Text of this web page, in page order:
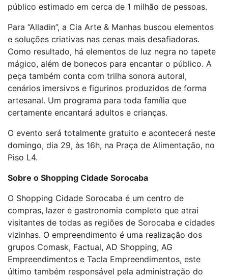
público estimado em cerca de 1 milhão de pessoas.
Para “Alladin”, a Cia Arte & Manhas buscou elementos
e soluções criativas nas cenas mais desafiadoras.
Como resultado, há elementos de luz negra no tapete
mágico, além de bonecos para encantar o público. A
peça também conta com trilha sonora autoral,
cenários imersivos e figurinos produzidos de forma
artesanal. Um programa para toda família que
certamente encantará adultos e crianças.
O evento será totalmente gratuito e acontecerá neste
domingo, dia 29, às 16h, na Praça de Alimentação, no
Piso L4.
Sobre o Shopping Cidade Sorocaba
O Shopping Cidade Sorocaba é um centro de
compras, lazer e gastronomia completo que atrai
visitantes de todas as regiões de Sorocaba e cidades
vizinhas. O empreendimento é uma realização dos
grupos Comask, Factual, AD Shopping, AG
Empreendimentos e Tacla Empreendimentos, este
último também responsável pela administração do